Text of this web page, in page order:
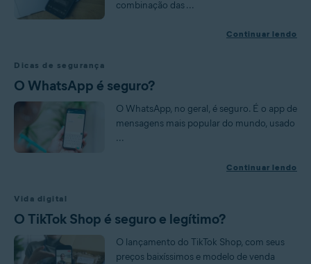
combinação das ...
Continuar lendo
Dicas de segurança
O WhatsApp é seguro?
O WhatsApp, no geral, é seguro. É o app de
mensagens mais popular do mundo, usado
...
Continuar lendo
Vida digital
O TikTok Shop é seguro e legítimo?
O lançamento do TikTok Shop, com seus
preços baixíssimos e modelo de venda